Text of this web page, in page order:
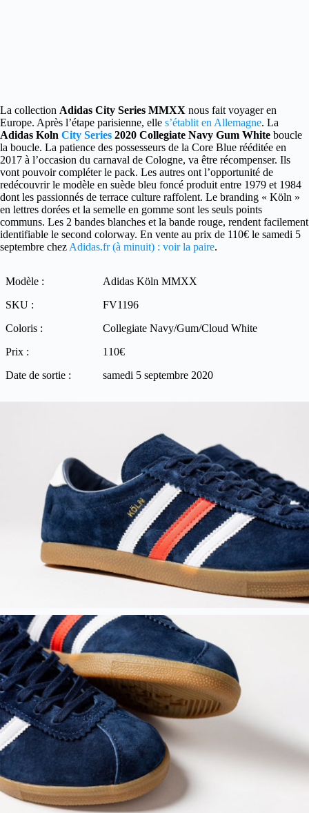
La collection Adidas City Series MMXX nous fait voyager en
Europe. Après l’étape parisienne, elle s’établit en Allemagne. La
Adidas Koln City Series 2020 Collegiate Navy Gum White boucle
la boucle. La patience des possesseurs de la Core Blue rééditée en
2017 à l’occasion du carnaval de Cologne, va être récompenser. Ils
vont pouvoir compléter le pack. Les autres ont l’opportunité de
redécouvrir le modèle en suède bleu foncé produit entre 1979 et 1984
dont les passionnés de terrace culture raffolent. Le branding « Köln »
en lettres dorées et la semelle en gomme sont les seuls points
communs. Les 2 bandes blanches et la bande rouge, rendent facilement
identifiable le second colorway. En vente au prix de 110€ le samedi 5
septembre chez Adidas.fr (à minuit) : voir la paire.
Modèle :
Adidas Köln MMXX
SKU :
FV1196
Coloris :
Collegiate Navy/Gum/Cloud White
Prix :
110€
Date de sortie :
samedi 5 septembre 2020